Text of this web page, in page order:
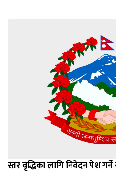
स्तर वृद्धिका लागि निवेदन पेश